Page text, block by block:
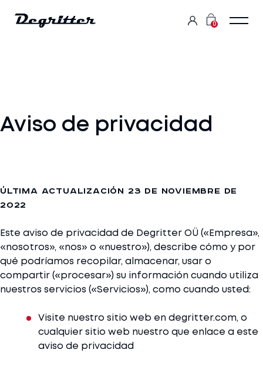
0
Aviso de privacidad
Última actualización 23 de noviembre de
2022
Este aviso de privacidad de Degritter OÜ («Empresa»,
«nosotros», «nos» o «nuestro»), describe cómo y por
qué podríamos recopilar, almacenar, usar o
compartir («procesar») su información cuando utiliza
nuestros servicios («Servicios»), como cuando usted:
Visite nuestro sitio web en degritter.com, o
cualquier sitio web nuestro que enlace a este
aviso de privacidad